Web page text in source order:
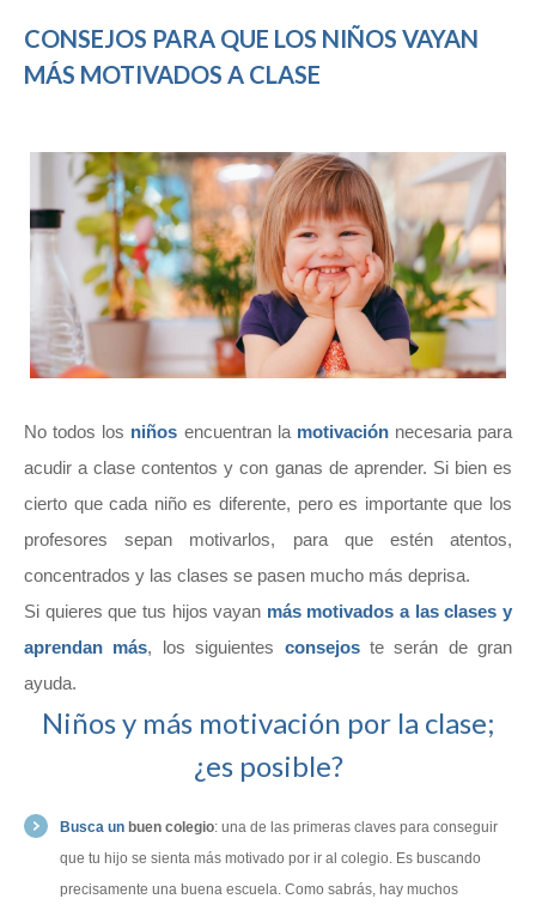
CONSEJOS PARA QUE LOS NIÑOS VAYAN
MÁS MOTIVADOS A CLASE
No todos los niños encuentran la motivación necesaria para
acudir a clase contentos y con ganas de aprender. Si bien es
cierto que cada niño es diferente, pero es importante que los
profesores sepan motivarlos, para que estén atentos,
concentrados y las clases se pasen mucho más deprisa.
Si quieres que tus hijos vayan más motivados a las clases y
aprendan más, los siguientes consejoste serán de gran
ayuda.
Niños y más motivación por la clase;
¿es posible?
Busca un buen colegio: una de las primeras claves para conseguir
que tu hijo se sienta más motivado por ir al colegio. Es buscando
precisamente una buena escuela. Como sabrás, hay muchos